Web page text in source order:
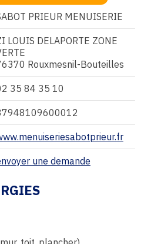
PRIEUR MENUISERIE
LOUIS DELAPORTE ZONE
Rouxmesnil-Bouteilles
35 84 35 10
une demande